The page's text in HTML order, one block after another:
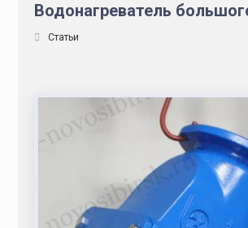
Водонагреватель
Статьи